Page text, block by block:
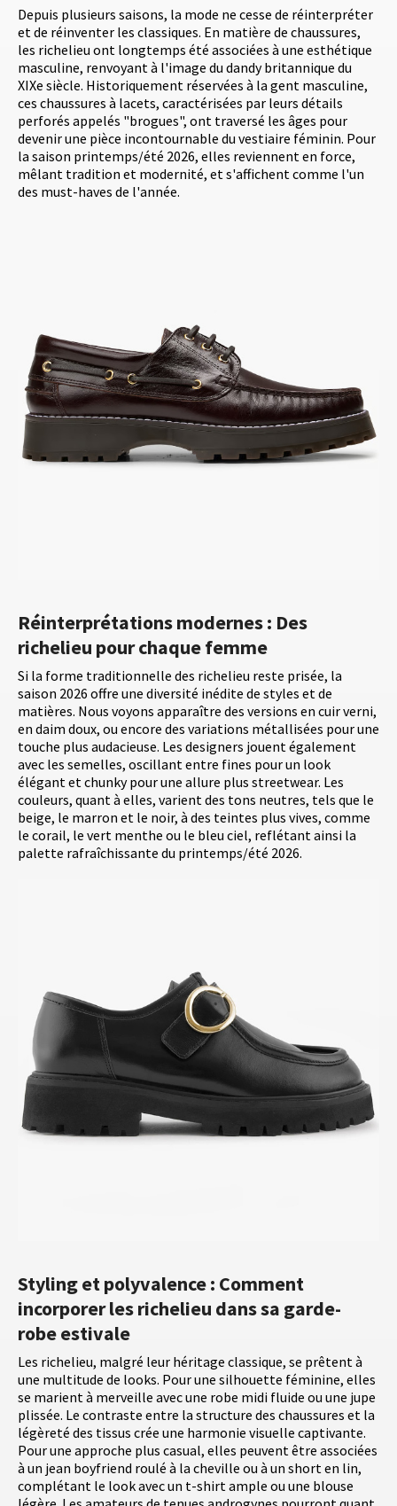
Depuis plusieurs saisons, la mode ne cesse de réinterpréter
et de réinventer les classiques. En matière de chaussures,
les richelieu ont longtemps été associées à une esthétique
masculine, renvoyant à l'image du dandy britannique du
XIXe siècle. Historiquement réservées à la gent masculine,
ces chaussures à lacets, caractérisées par leurs détails
perforés appelés "brogues", ont traversé les âges pour
devenir une pièce incontournable du vestiaire féminin. Pour
la saison printemps/été 2026, elles reviennent en force,
mêlant tradition et modernité, et s'affichent comme l'un
des must-haves de l'année.
Réinterprétations modernes : Des
richelieu pour chaque femme
Si la forme traditionnelle des richelieu reste prisée, la
saison 2026 offre une diversité inédite de styles et de
matières. Nous voyons apparaître des versions en cuir verni,
en daim doux, ou encore des variations métallisées pour une
touche plus audacieuse. Les designers jouent également
avec les semelles, oscillant entre fines pour un look
élégant et chunky pour une allure plus streetwear. Les
couleurs, quant à elles, varient des tons neutres, tels que le
beige, le marron et le noir, à des teintes plus vives, comme
le corail, le vert menthe ou le bleu ciel, reflétant ainsi la
palette rafraîchissante du printemps/été 2026.
Styling et polyvalence : Comment
incorporer les richelieu dans sa garde-
robe estivale
Les richelieu, malgré leur héritage classique, se prêtent à
une multitude de looks. Pour une silhouette féminine, elles
se marient à merveille avec une robe midi fluide ou une jupe
plissée. Le contraste entre la structure des chaussures et la
légèreté des tissus crée une harmonie visuelle captivante.
Pour une approche plus casual, elles peuvent être associées
à un jean boyfriend roulé à la cheville ou à un short en lin,
complétant le look avec un t-shirt ample ou une blouse